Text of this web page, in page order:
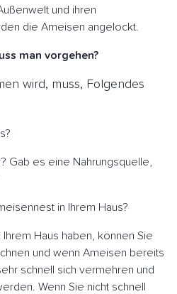
und ihren
die Ameisen angelockt.
man vorgehen?
wird, muss, Folgendes
Gab es eine Nahrungsquelle,
in Ihrem Haus?
Haus haben, können Sie
und wenn Ameisen bereits
schnell sich vermehren und
Wenn Sie nicht schnell